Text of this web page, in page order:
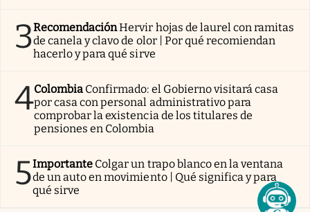
3RecomendaciónHervir hojas de laurel con ramitas
de canela y clavo de olor | Por qué recomiendan
hacerlo y para qué sirve
4Colombia Confirmado: el Gobierno visitará casa
por casa con personal administrativo para
comprobar la existencia de los titulares de
pensiones en Colombia
5Importante Colgar un trapo blanco en la ventana
de un auto en movimiento | Qué significa y para
qué sirve